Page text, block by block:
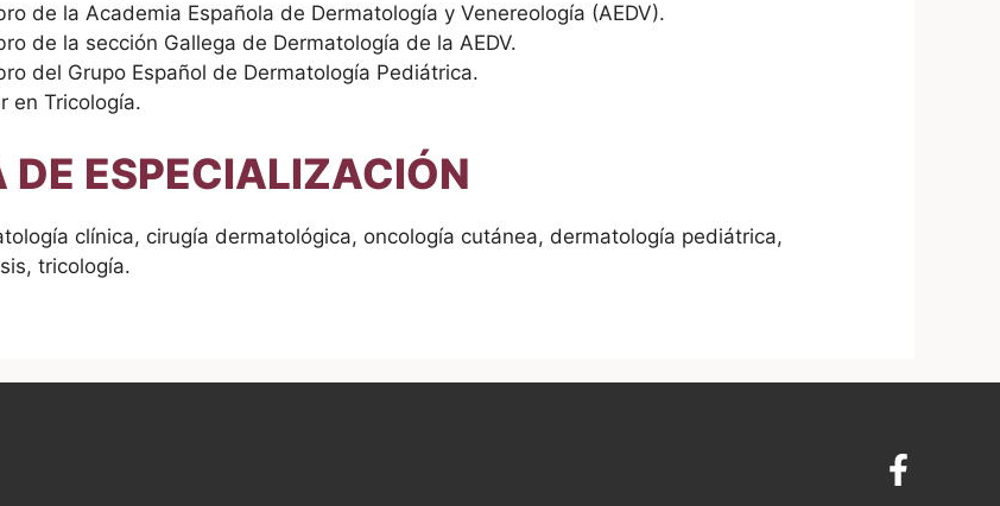
de la Academia Española de Dermatología y Venereología (AEDV).
de la sección Gallega de Dermatología de la AEDV.
del Grupo Español de Dermatología Pediátrica.
en Tricología.
DE ESPECIALIZACIÓN
clínica, cirugía dermatológica, oncología cutánea, dermatología pediátrica,
tricología.